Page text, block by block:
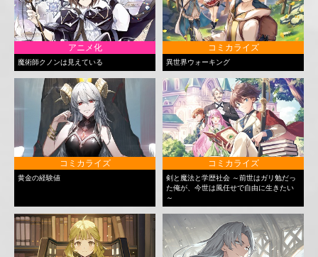
アニメ化
魔術師クノンは見えている
コミカライズ
異世界ウォーキング
コミカライズ
黄金の経験値
コミカライズ
剣と魔法と学歴社会 ～前世はガリ勉だっ
た俺が、今世は風任せで自由に生きたい
～